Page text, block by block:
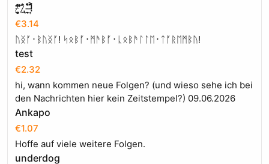
'̶̠̌̾"̸̻̱̓͝`̷̢̫̐`̵̱͉̊̀!̵͎̏͐
€3.14
ᚢᛝᚪ᛫ᛒᚢᛝᚪ! ᛋᛟᛒᚪ᛫ᛗᚫᛒᚪ᛫ᚳᛟᛒᚫᛚᛚᛖ᛫ᛏᚪᚱᛖᛗᛒᚢ!
test
€2.32
hi, wann kommen neue Folgen? (und wieso sehe ich bei
den Nachrichten hier kein Zeitstempel?) 09.06.2026
Ankapo
€1.07
Hoffe auf viele weitere Folgen.
underdog